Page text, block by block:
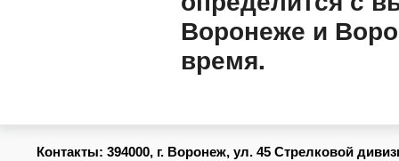
Воронеже и
время.
Контакты: 394000, г. Воронеж, ул. 45 Стрелковой